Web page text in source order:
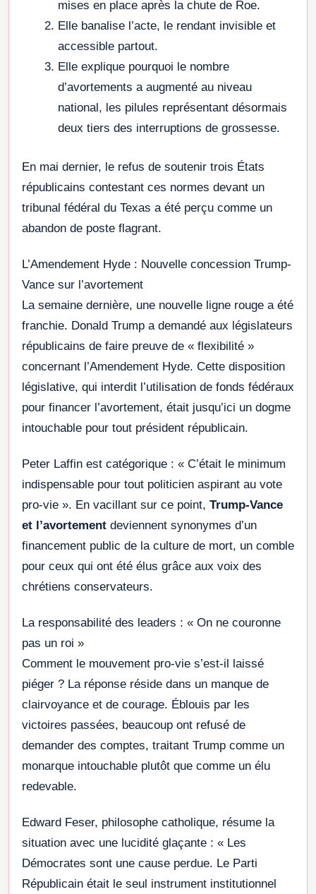
mises en place après la chute de Roe.
Elle banalise l’acte, le rendant invisible et
accessible partout.
Elle explique pourquoi le nombre
d’avortements a augmenté au niveau
national, les pilules représentant désormais
deux tiers des interruptions de grossesse.
En mai dernier, le refus de soutenir trois États
républicains contestant ces normes devant un
tribunal fédéral du Texas a été perçu comme un
abandon de poste flagrant.
L’Amendement Hyde : Nouvelle concession Trump-
Vance sur l’avortement
La semaine dernière, une nouvelle ligne rouge a été
franchie. Donald Trump a demandé aux législateurs
républicains de faire preuve de « flexibilité »
concernant l’Amendement Hyde. Cette disposition
législative, qui interdit l’utilisation de fonds fédéraux
pour financer l’avortement, était jusqu’ici un dogme
intouchable pour tout président républicain.
Peter Laffin est catégorique : « C’était le minimum
indispensable pour tout politicien aspirant au vote
pro-vie ». En vacillant sur ce point, Trump-Vance
et l’avortement deviennent synonymes d’un
financement public de la culture de mort, un comble
pour ceux qui ont été élus grâce aux voix des
chrétiens conservateurs.
La responsabilité des leaders : « On ne couronne
pas un roi »
Comment le mouvement pro-vie s’est-il laissé
piéger ? La réponse réside dans un manque de
clairvoyance et de courage. Éblouis par les
victoires passées, beaucoup ont refusé de
demander des comptes, traitant Trump comme un
monarque intouchable plutôt que comme un élu
redevable.
Edward Feser, philosophe catholique, résume la
situation avec une lucidité glaçante : « Les
Démocrates sont une cause perdue. Le Parti
Républicain était le seul instrument institutionnel